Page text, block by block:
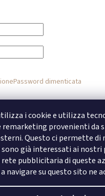
i cookie e utilizza
provenienti da
Questo ci permette di
già interessati ai
pubblicitaria di queste
navigare su questo sito ne
Password dimenticata
o
Accesso con
Accesso con